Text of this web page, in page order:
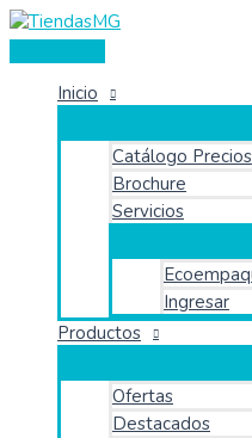
Ir
al
contenido
Menú
principal
Inicio
Catálogo Precios
Brochure
Servicios
Ingresar
Productos
Ofertas
Destacados
Buscar
por:
Buscar
Mini
Bolsa
en
Cambrel
cantidad